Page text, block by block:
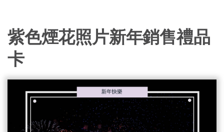
紫色煙花照片新年銷售禮品
卡